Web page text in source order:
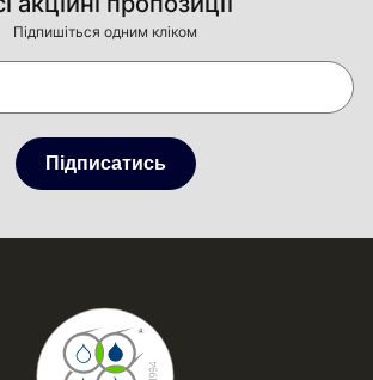
Підпишіться одним кліком
Підписатись